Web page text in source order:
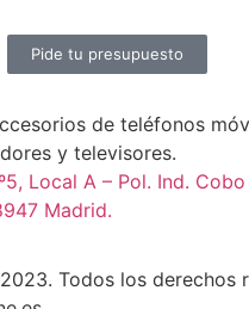
Pide tu presupuesto
de teléfonos
y televisores.
Local A – Pol. Ind.
Madrid.
Todos los derechos